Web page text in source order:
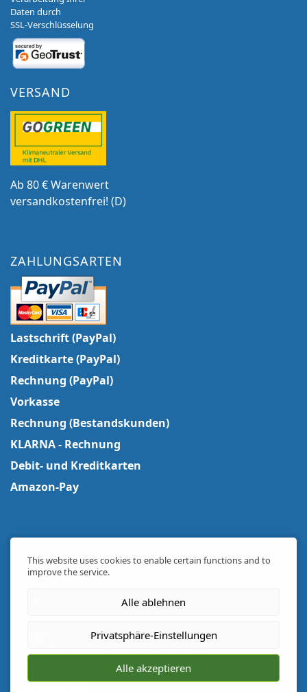
Daten durch
SSL-Verschlüsselung
VERSAND
Ab 80 € Warenwert
versandkostenfrei! (D)
ZAHLUNGSARTEN
Lastschrift (PayPal)
Kreditkarte (PayPal)
Rechnung (PayPal)
Vorkasse
Rechnung (Bestandskunden)
KLARNA - Rechnung
Debit- und Kreditkarten
Amazon-Pay
+49 8379 728244
(Mo-Fr 09-17 Uhr)
Newsletter
1/4 jährliche Angebote & Aktionen
This website uses cookies to enable certain functions and to
improve the service.
Alle ablehnen
Privatsphäre-Einstellungen
Alle akzeptieren